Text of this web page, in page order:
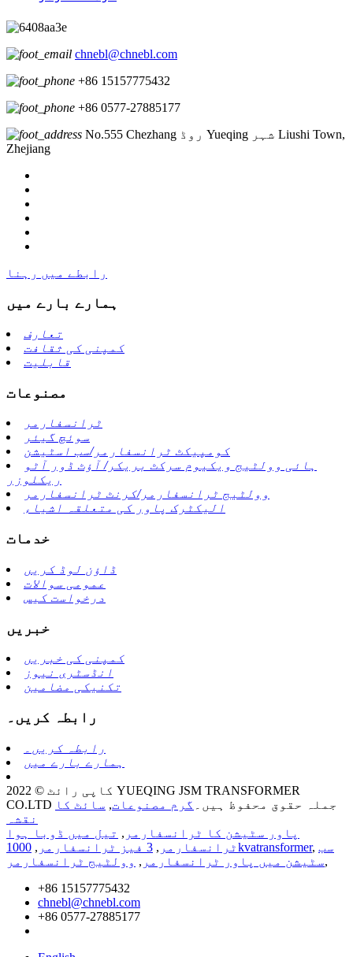
chnebl@chnebl.com
+86 15157775432
+86 0577-27885177
No.555 Chezhang روڈ Yueqing شہر Liushi Town,
Zhejiang
رابطے میں رہنا
ہمارے بارے میں
تعارف
کمپنی کی ثقافت
قابلیت
مصنوعات
ٹرانسفارمر
سوئچ گیئر
کومپیکٹ ٹرانسفارمر/سب اسٹیشن
ہائی وولٹیج ویکیوم سرکٹ بریکر/ آؤٹ ڈور آٹو
ریکلوزر
وولٹیج ٹرانسفارمر/کرنٹ ٹرانسفارمر
الیکٹرک پاور کی متعلقہ اشیاء
خدمات
ڈاؤن لوڈ کریں
عمومی سوالات
درخواست کیس
خبریں
کمپنی کی خبریں
انڈسٹری نیوز
تکنیکی مضامین
رابطہ کریں۔
رابطہ کریں۔
ہمارے بارے میں
کاپی رائٹ © 2022 YUEQING JSM TRANSFORMER
CO.LTD جملہ حقوق محفوظ ہیں۔
گرم مصنوعات, سائٹ کا
نقشہ
پاور سٹیشن کا ٹرانسفارمر , تیل میں ڈوبا ہوا
ٹرانسفارمر , 3 فیز ٹرانسفارمر , 1000kvatransformer, سب
سٹیشن میں پاور ٹرانسفارمر , وولٹیج ٹرانسفارمر
,
+86 15157775432
chnebl@chnebl.com
+86 0577-27885177